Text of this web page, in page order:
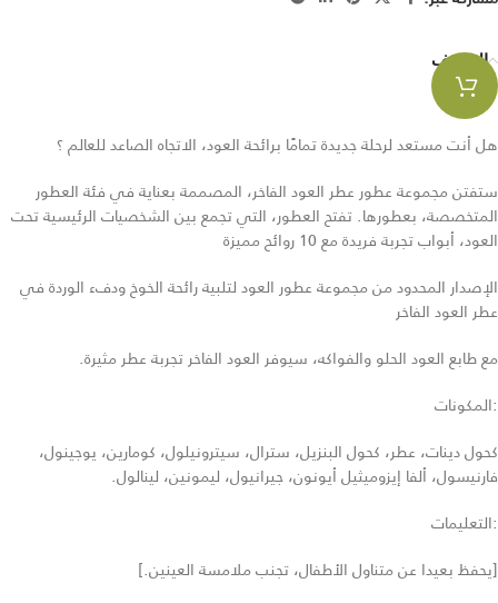
الوصف
هل أنت مستعد لرحلة جديدة تمامًا برائحة العود، الاتجاه الصاعد للعالم ؟
ستفتن مجموعة عطور عطر العود الفاخر، المصممة بعناية في فئة العطور
المتخصصة، بعطورها. تفتح العطور، التي تجمع بين الشخصيات الرئيسية تحت
العود، أبواب تجربة فريدة مع 10 روائح مميزة
الإصدار المحدود من مجموعة عطور العود لتلبية رائحة الخوخ ودفء الوردة في
عطر العود الفاخر
مع طابع العود الحلو والفواكه، سيوفر العود الفاخر تجربة عطر مثيرة.
:المكونات
كحول دينات، عطر، كحول البنزيل، سترال، سيترونيلول، كومارين، يوجينول،
فارنيسول، ألفا إيزوميثيل أيونون، جيرانيول، ليمونين، لينالول.
:التعليمات
[يحفظ بعيدا عن متناول الأطفال، تجنب ملامسة العينين.]